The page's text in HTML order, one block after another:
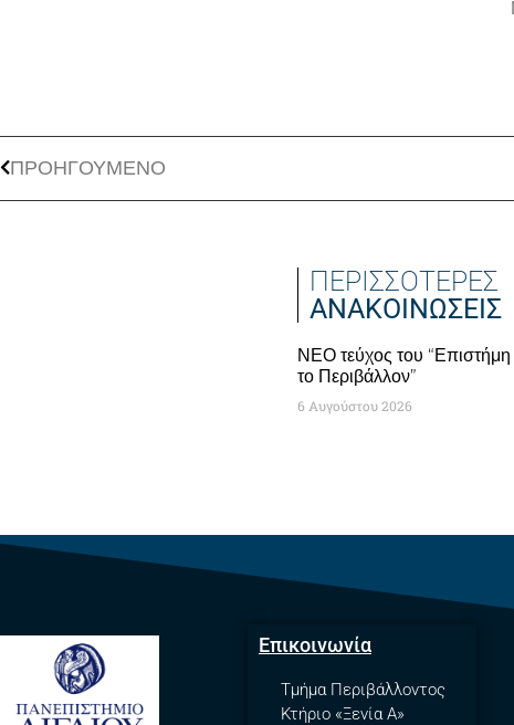
ΠΡΟΗΓΟΥΜΕΝΟ
ΠΕΡΙΣΣΟΤΕΡΕΣ
ΑΝΑΚΟΙΝΩΣΕΙΣ
ΝΕΟ τεύχος του “Επιστήμη
το Περιβάλλον”
6 Αυγούστου 2026
Επικοινωνία
Τμήμα Περιβάλλοντος
Κτήριο «Ξενία A»